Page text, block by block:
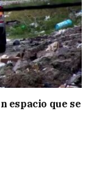
espacio que se